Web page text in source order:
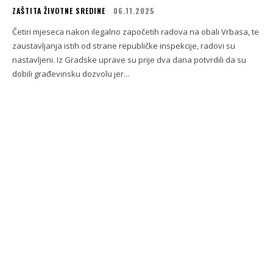
ZAŠTITA ŽIVOTNE SREDINE 06.11.2025
Četiri mjeseca nakon ilegalno započetih radova na obali Vrbasa, te
zaustavljanja istih od strane republičke inspekcije, radovi su
nastavljeni. Iz Gradske uprave su prije dva dana potvrdili da su
dobili građevinsku dozvolu jer...